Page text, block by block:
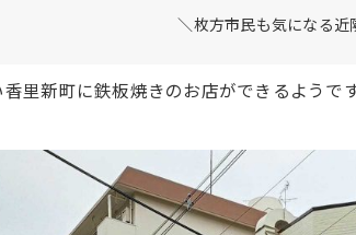
＼枚方市民も気になる近
里新町に鉄板焼きのお店ができるようです